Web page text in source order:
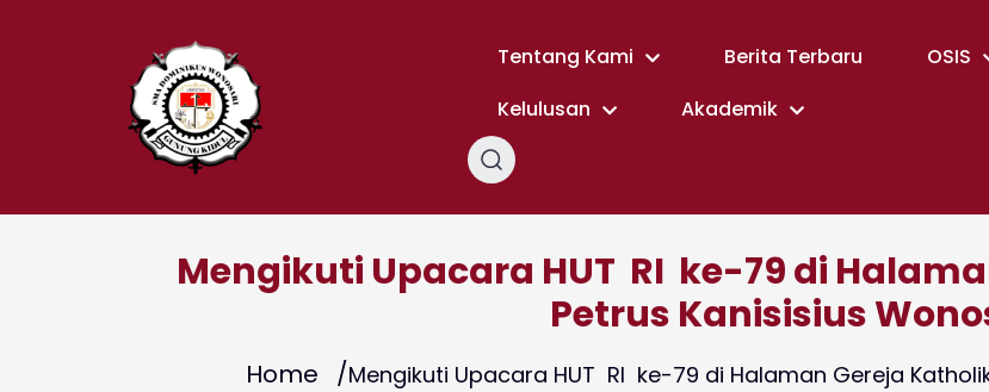
Tentang Kami Berita Terbaru OSIS
Kelulusan
Akademik
Mengikuti Upacara HUT RI ke-79 di
Petrus Kanisisius
Home Mengikuti Upacara HUT RI ke-79 di Halaman Gereja